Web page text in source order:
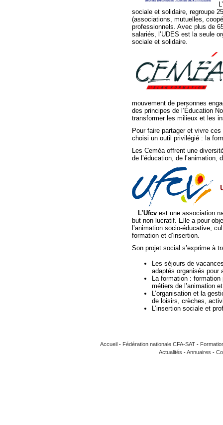
sociale et solidaire, regroupe
(associations, mutuelles,
professionnels. Avec plus de
salariés, l’UDES est la seule
sociale et solidaire.
mouvement de personnes
des principes de l’Éducation
transformer les milieux et les
Pour faire partager et vivre
choisi un outil privilégié : la
Les Ceméa offrent une
de l’éducation, de l’animation,
L’Ufcv est une association
but non lucratif. Elle a pour
l’animation socio-éducative,
formation et d’insertion.
Son projet social s’exprime à
Les séjours de
adaptés organisés pour
La formation :
métiers de l’animation
L’organisation et la
de loisirs, crèches,
L’insertion sociale et
Accueil - Fédération nationale CFA-SAT -
Actualités -Annuaires -